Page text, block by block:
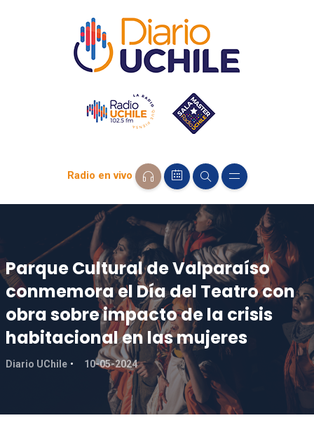
Radio en vivo
Parque Cultural de Valparaíso
conmemora el Día del Teatro con
obra sobre impacto de la crisis
habitacional en las mujeres
Diario UChile 10-05-2024